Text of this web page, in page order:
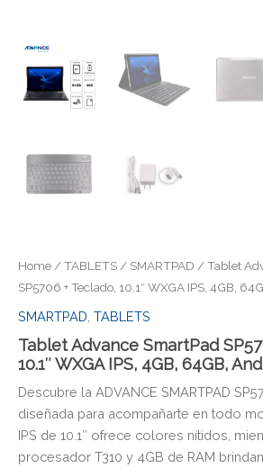
Home /TABLETS / SMARTPAD / Tablet
SP5706 + Teclado, 10.1″ WXGA IPS, 4GB,
SMARTPAD TABLETS
Tablet Advance SmartPad
10.1″ WXGA IPS, 4GB, 64GB,
Descubre la ADVANCE SMARTPAD
diseñada para acompañarte en todo
IPS de 10.1″ ofrece colores nítidos,
procesador T310 y 4GB de RAM